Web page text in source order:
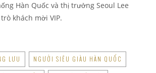
Hàn Quốc và thị trưởng Seoul Lee
khách mời VIP.
LƯU NGƯỜI SIÊU GIÀU HÀN QUỐC